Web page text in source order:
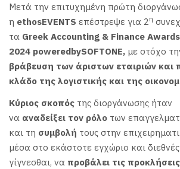
Μετά την επιτυχημένη πρώτη
η ethosEVENTS επέστρεψε για 2η
τα Greek Accounting & Finance Awards
2024 poweredbySOFTONE, με στόχο
βράβευση των άριστων εταιριών και
κλάδο της λογιστικής και της
Κύριος σκοπός της διοργάνωσης ήταν
να αναδείξει τον ρόλο των
και τη συμβολή τους στην
μέσα στο εκάστοτε εγχώριο και
γίγνεσθαι, να προβάλει τις προκλήσεις